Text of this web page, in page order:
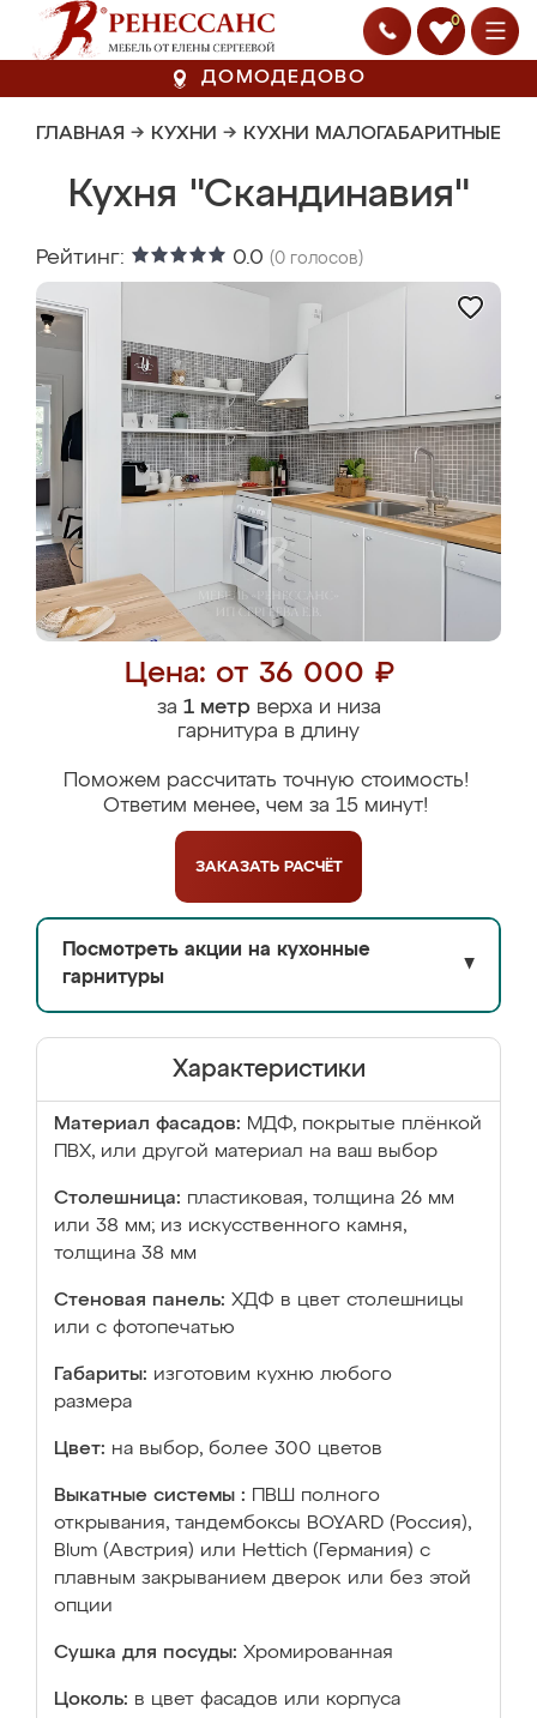
0
ДОМОДЕДОВО
ГЛАВНАЯ → КУХНИ → КУХНИ МАЛОГАБАРИТНЫЕ
Кухня "Скандинавия"
Рейтинг: 0.0 (0 голосов)
Цена: от 36 000 ₽
за 1 метрверха и низа
гарнитура в длину
Поможем рассчитать точную стоимость!
Ответим менее, чем за 15 минут!
ЗАКАЗАТЬ РАСЧЁТ
Посмотреть акции на кухонные
гарнитуры
▼
Характеристики
Материал фасадов: МДФ, покрытые плёнкой
ПВХ, или другой материал на ваш выбор
Столешница: пластиковая, толщина 26 мм
или 38 мм; из искусственного камня,
толщина 38 мм
Стеновая панель: ХДФ в цвет столешницы
или с фотопечатью
Габариты: изготовим кухню любого
размера
Цвет: на выбор, более 300 цветов
Выкатные системы :
ПВШ полного
открывания, тандембоксы BOYARD (Россия),
Blum (Австрия) или Hettich (Германия) с
плавным закрыванием дверок или без этой
опции
Сушка для посуды: Хромированная
Цоколь: в цвет фасадов или корпуса